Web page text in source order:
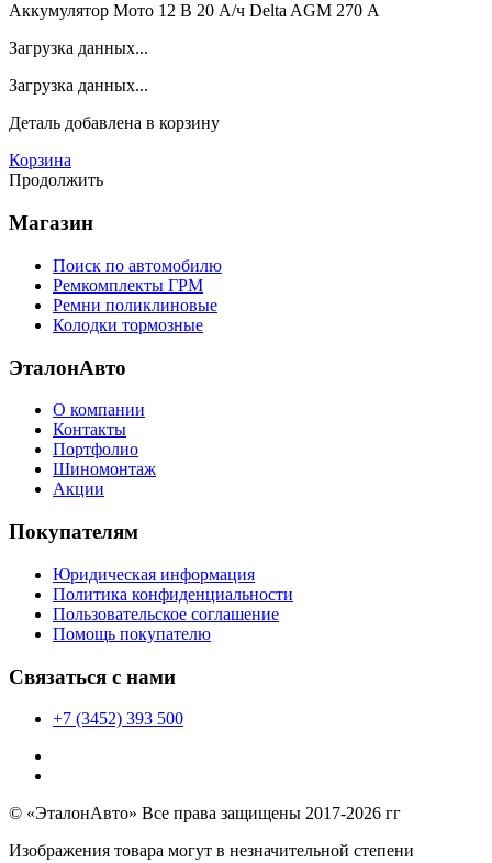
Аккумулятор Мото 12 В 20 А/ч Delta AGM 270 А
Загрузка данных...
Загрузка данных...
Деталь добавлена в корзину
Корзина
Продолжить
Магазин
Поиск по автомобилю
Ремкомплекты ГРМ
Ремни поликлиновые
Колодки тормозные
ЭталонАвто
О компании
Контакты
Портфолио
Шиномонтаж
Акции
Покупателям
Юридическая информация
Политика конфиденциальности
Пользовательское соглашение
Помощь покупателю
Связаться с нами
+7 (3452) 393 500
© «ЭталонАвто» Все права защищены 2017-2026 гг
Изображения товара могут в незначительной степени